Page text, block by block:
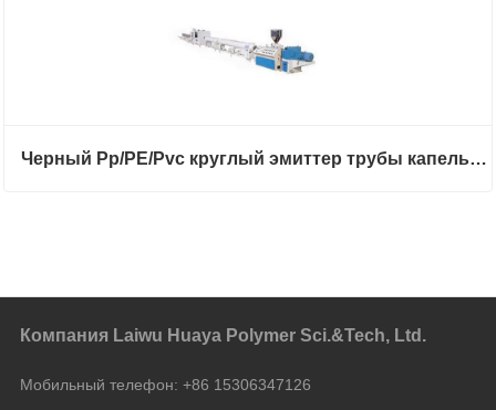
Черный Pp/PE/Pvc круглый эмиттер трубы капельного орошения экструдер
Компания Laiwu Huaya Polymer Sci.&Tech, Ltd.
Мобильный телефон: +86 15306347126